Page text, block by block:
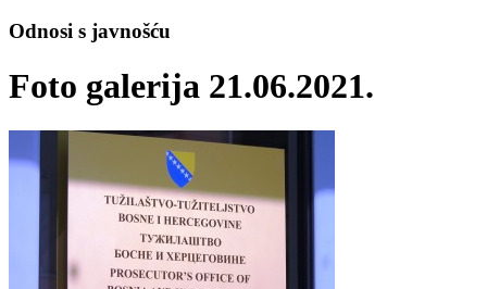
Odnosi s javnošću
Foto galerija 21.06.2021.